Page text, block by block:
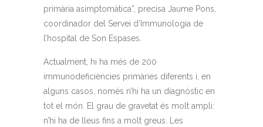
primària asimptomàtica”, precisa Jaume Pons,
coordinador del Servei d’Immunologia de
l’hospital de Son Espases.
Actualment, hi ha més de 200
immunodeficiències primàries diferents i, en
alguns casos, només n’hi ha un diagnòstic en
tot el món. El grau de gravetat és molt ampli:
n’hi ha de lleus fins a molt greus. Les